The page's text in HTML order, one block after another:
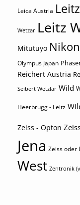
Leica Austria Leitz
Wetzar Leitz
Mitutuyo Nikon
Olympus Japan
Reichert Austria
Seibert Wetzlar Wild
Heerbrugg - Leitz
Zeiss - Opton
Jena Zeiss oder
West Zentronik